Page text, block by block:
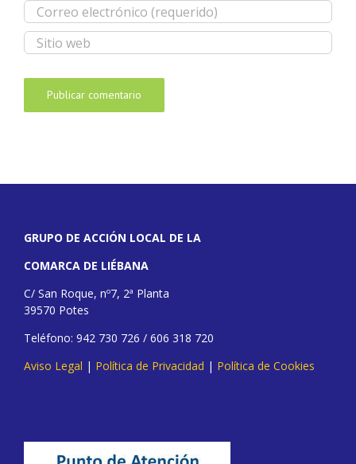
GRUPO DE ACCIÓN LOCAL DE LA
COMARCA DE LIÉBANA
C/ San Roque, nº7, 2ª Planta
39570 Potes
Teléfono: 942 730 726 / 606 318 720
Aviso Legal | Política de Privacidad | Política de Cookies